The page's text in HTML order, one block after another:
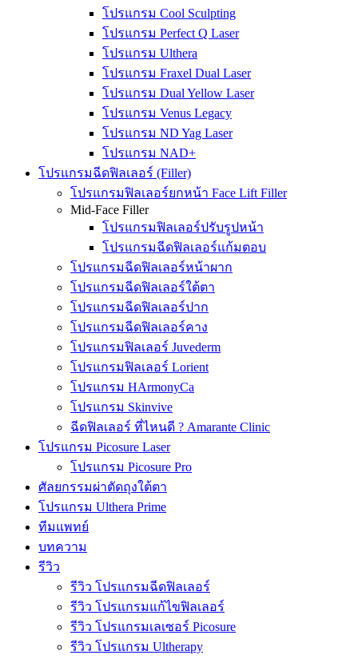
โปรแกรม Cool Sculpting
โปรแกรม Perfect Q Laser
โปรแกรม Ulthera
โปรแกรม Fraxel Dual Laser
โปรแกรม Dual Yellow Laser
โปรแกรม Venus Legacy
โปรแกรม ND Yag Laser
โปรแกรม NAD+
โปรแกรมฉีดฟิลเลอร์ (Filler)
โปรแกรมฟิลเลอร์ยกหน้า Face Lift Filler
Mid-Face Filler
โปรแกรมฟิลเลอร์ปรับรูปหน้า
โปรแกรมฉีดฟิลเลอร์แก้มตอบ
โปรแกรมฉีดฟิลเลอร์หน้าผาก
โปรแกรมฉีดฟิลเลอร์ใต้ตา
โปรแกรมฉีดฟิลเลอร์ปาก
โปรแกรมฉีดฟิลเลอร์คาง
โปรแกรมฟิลเลอร์ Juvederm
โปรแกรมฟิลเลอร์ Lorient
โปรแกรม HArmonyCa
โปรแกรม Skinvive
ฉีดฟิลเลอร์ ที่ไหนดี ? Amarante Clinic
โปรแกรม Picosure Laser
โปรแกรม Picosure Pro
ศัลยกรรมผ่าตัดถุงใต้ตา
โปรแกรม Ulthera Prime
ทีมแพทย์
บทความ
รีวิว
รีวิว โปรแกรมฉีดฟิลเลอร์
รีวิว โปรแกรมแก้ไขฟิลเลอร์
รีวิว โปรแกรมเลเซอร์ Picosure
รีวิว โปรแกรม Ultherapy